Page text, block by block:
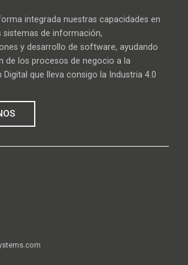
integrada nuestras capacidades en
sistemas de información,
y desarrollo de software, ayudando
de los procesos de negocio a la
que lleva consigo la Industria 4.0